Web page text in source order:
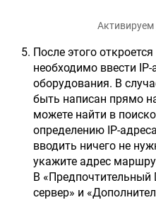
После этого
необходимо ввести IP-
оборудования. В
быть написан прямо
можете найти в
определению IP-
вводить ничего не
укажите адрес
В «Предпочтительный
сервер» и